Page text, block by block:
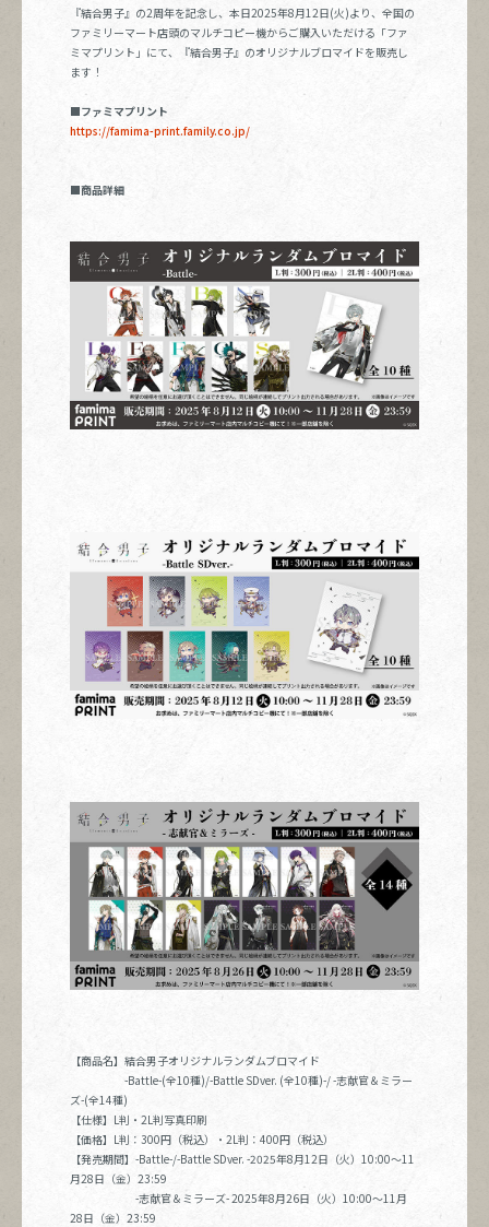
『結合男子』の2周年を記念し、本日2025年8月12日(火)より、全国の
ファミリーマート店頭のマルチコピー機からご購入いただける「ファ
ミマプリント」にて、『結合男子』のオリジナルブロマイドを販売し
ます！
■ファミマプリント
https://famima-print.family.co.jp/
■商品詳細
【商品名】結合男子オリジナルランダムブロマイド
-Battle-(全10種)/-Battle SDver. (全10種)-/ -志献官＆ミラー
ズ-(全14種)
【仕様】 L判・2L判写真印刷
【価格】 L判：300円（税込）・2L判：400円（税込）
【発売期間】-Battle-/-Battle SDver. -2025年8月12日（火）10:00～11
月28日（金）23:59
-志献官＆ミラーズ-2025年8月26日（火）10:00～11 月
28日（金）23:59